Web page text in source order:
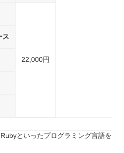
22,000円
ス
といったプログラミング言語を